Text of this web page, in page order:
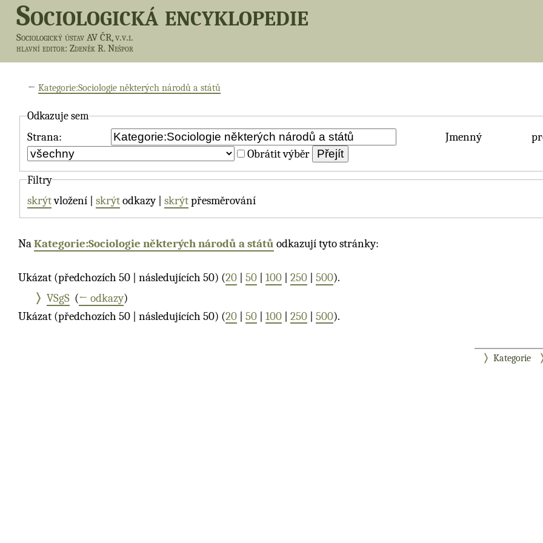
Sociologická encyklopedie
Sociologický ústav AV ČR, v.v.i.
hlavní editor: Zdeněk R. Nešpor
← Kategorie:Sociologie některých národů a států
Odkazuje sem
Strana:
Jmenný
Obrátit výběr
Filtry
skrýtvložení | skrýtodkazy | skrýtpřesměrování
NaKategorie:Sociologie některých národů a států odkazují tyto stránky:
Ukázat (předchozích 50 | následujících 50) (20 50 100 250 500).
VSgS‎ (← odkazy)
Ukázat (předchozích 50 | následujících 50) (20 | 50 | 100 | 250 | 500).
Kategorie